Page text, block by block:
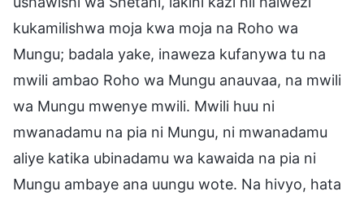
kukamilishwa moja kwa moja na Roho wa
Mungu; badala yake, inaweza kufanywa tu na
mwili ambao Roho wa Mungu anauvaa, na mwili
wa Mungu mwenye mwili. Mwili huu ni
mwanadamu na pia ni Mungu, ni mwanadamu
aliye katika ubinadamu wa kawaida na pia ni
Mungu ambaye ana uungu wote. Na hivyo, hata